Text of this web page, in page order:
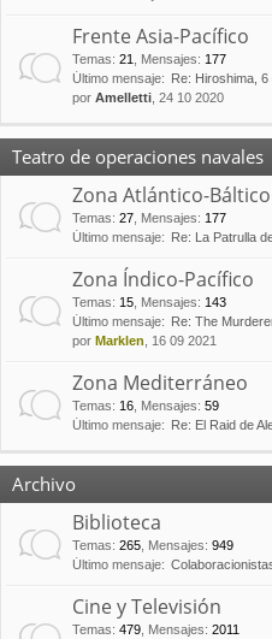
Frente Asia-Pacífico
Temas: 21 Mensajes: 177
Último mensaje:
Re: Hiroshima,
por Amelletti , 24 10 2020
Teatro de operaciones navales
Zona Atlántico-Báltico
Temas: 27 Mensajes: 177
Último mensaje:
Re: La Patrulla
Zona Índico-Pacífico
Temas: 15 Mensajes: 143
Último mensaje:
Re: The
por Marklen , 16 09 2021
Zona Mediterráneo
Temas: 16 Mensajes: 59
Último mensaje:
Re: El Raid de
Archivo
Biblioteca
Temas: 265 Mensajes: 949
Último mensaje:
Cine y Televisión
Temas: 479 Mensajes: 2011